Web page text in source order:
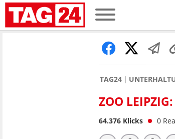
TAG24
ZOO
64.376 Klicks 0